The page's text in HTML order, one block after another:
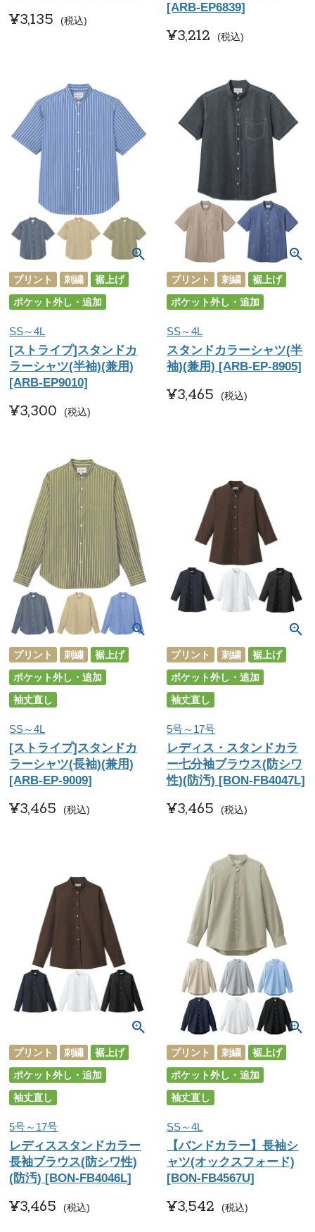
¥3,135 税込
[ARB-EP6839]
¥3,212 税込
プリント 刺繍
裾上げ
ポケット外し・追加
SS～4L
[ストライプ]スタンドカ
ラーシャツ(半袖)(兼用)
[ARB-EP9010]
¥3,300 税込
プリント 刺繍
裾上げ
ポケット外し・追加
SS～4L
スタンドカラーシャツ(半
袖)(兼用) [ARB-EP-8905]
¥3,465 税込
プリント 刺繍
裾上げ
ポケット外し・追加
袖丈直し
SS～4L
[ストライプ]スタンドカ
ラーシャツ(長袖)(兼用)
[ARB-EP-9009]
¥3,465 税込
プリント 刺繍
裾上げ
ポケット外し・追加
袖丈直し
5号～17号
レディス・スタンドカラ
ー七分袖ブラウス(防シワ
性)(防汚) [BON-FB4047L]
¥3,465 税込
プリント 刺繍
裾上げ
ポケット外し・追加
袖丈直し
5号～17号
レディススタンドカラー
長袖ブラウス(防シワ性)
(防汚) [BON-FB4046L]
¥3,465 税込
プリント 刺繍
裾上げ
ポケット外し・追加
袖丈直し
SS～4L
【バンドカラー】長袖シ
ャツ(オックスフォード)
[BON-FB4567U]
¥3,542 税込